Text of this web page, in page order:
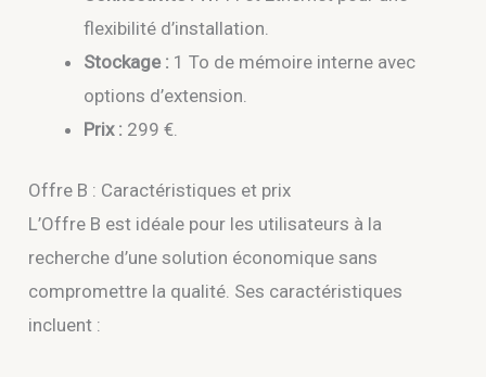
flexibilité d’installation.
Stockage : 1 To de mémoire interne avec
options d’extension.
Prix : 299 €.
Offre B : Caractéristiques et prix
L’Offre B est idéale pour les utilisateurs à la
recherche d’une solution économique sans
compromettre la qualité. Ses caractéristiques
incluent :